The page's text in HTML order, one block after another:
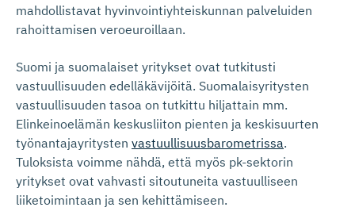
mahdollistavat hyvinvointiyhteiskunnan palveluiden
rahoittamisen veroeuroillaan.
Suomi ja suomalaiset yritykset ovat tutkitusti
vastuullisuuden edelläkävijöitä. Suomalaisyritysten
vastuullisuuden tasoa on tutkittu hiljattain mm.
Elinkeinoelämän keskusliiton pienten ja keskisuurten
työnantajayritysten vastuullisuusbarometrissa.
Tuloksista voimme nähdä, että myös pk-sektorin
yritykset ovat vahvasti sitoutuneita vastuulliseen
liiketoimintaan ja sen kehittämiseen.